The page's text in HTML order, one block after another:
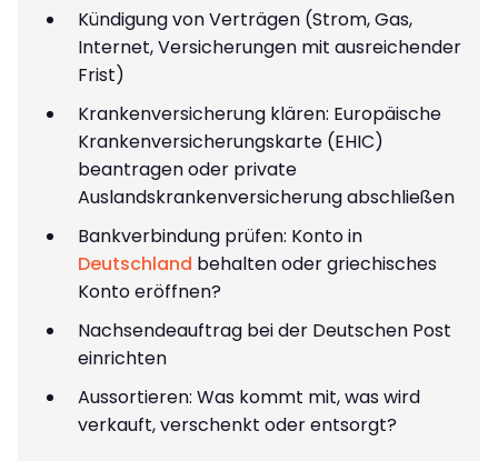
Kündigung von Verträgen (Strom, Gas,
Internet, Versicherungen mit ausreichender
Frist)
Krankenversicherung klären: Europäische
Krankenversicherungskarte (EHIC)
beantragen oder private
Auslandskrankenversicherung abschließen
Bankverbindung prüfen: Konto in
Deutschland behalten oder griechisches
Konto eröffnen?
Nachsendeauftrag bei der Deutschen Post
einrichten
Aussortieren: Was kommt mit, was wird
verkauft, verschenkt oder entsorgt?